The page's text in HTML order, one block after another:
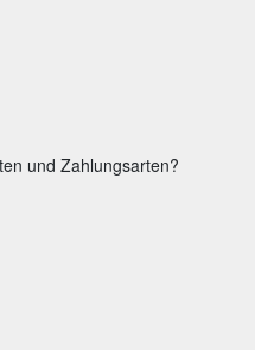
und Zahlungsarten?